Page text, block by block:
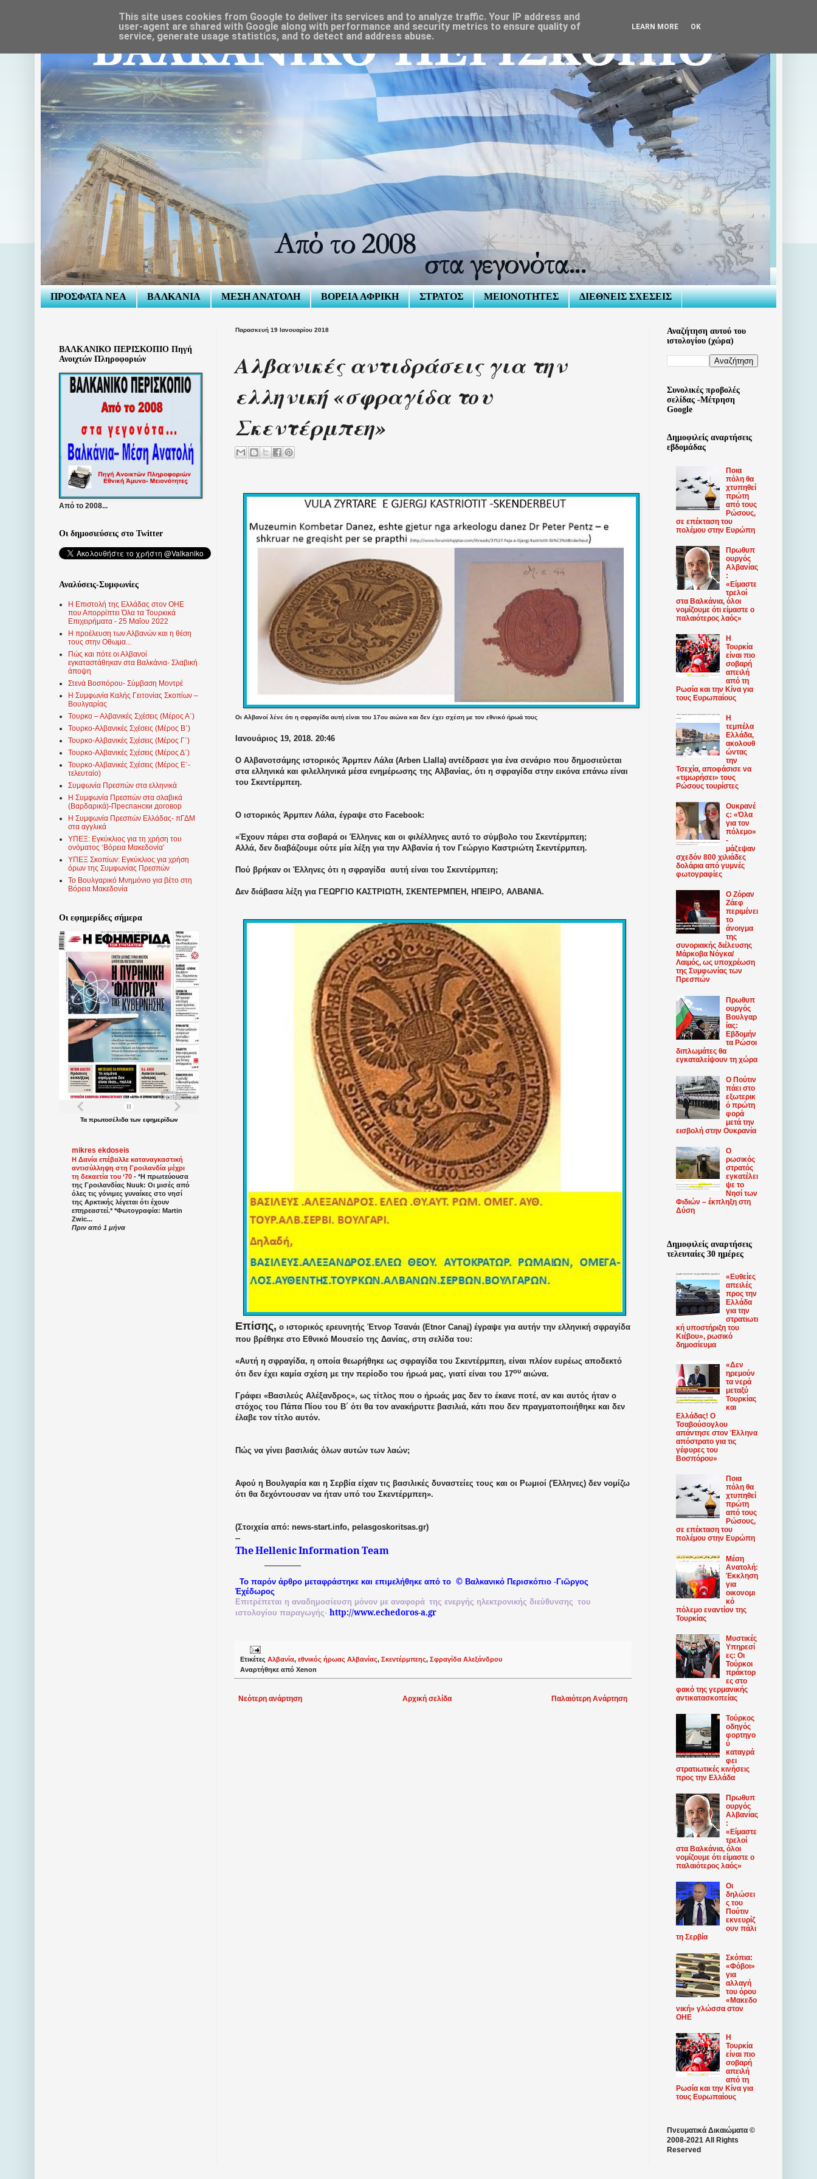
ΠΡΟΣΦΑΤΑ ΝΕΑ ΒΑΛΚΑΝΙΑ ΜΕΣΗ ΑΝΑΤΟΛΗ ΒΟΡΕΙΑ ΑΦΡΙΚΗ ΣΤΡΑΤΟΣ ΜΕΙΟΝΟΤΗΤΕΣ ΔΙΕΘΝΕΙΣ ΣΧΕΣΕΙΣ
Παρασκευή 19 Ιανουαρίου 2018
Αλβανικές αντιδράσεις για την
ελληνική «σφραγίδα του
Σκεντέρμπεη»
Οι Αλβανοί λένε ότι η σφραγίδα αυτή είναι του 17ου αιώνα και δεν έχει σχέση με τον εθνικό ήρωά τους
Ιανουάριος 19, 2018. 20:46
Ο Αλβανοτσάμης ιστορικός Άρμπεν Λάλα (Arben Llalla) αντέδρασε για ένα σενάριο που δημοσιεύεται
στα ελληνικά και φιλελληνικά μέσα ενημέρωσης της Αλβανίας, ότι η σφραγίδα στην εικόνα επάνω είναι
του Σκεντέρμπεη.
Ο ιστορικός Άρμπεν Λάλα, έγραψε στο Facebook:
«Έχουν πάρει στα σοβαρά οι Έλληνες και οι φιλέλληνες αυτό το σύμβολο του Σκεντέρμπεη;
Αλλά, δεν διαβάζουμε ούτε μία λέξη για την Αλβανία ή τον Γεώργιο Καστριώτη Σκεντέρμπεη.
Πού βρήκαν οι Έλληνες ότι η σφραγίδα αυτή είναι του Σκεντέρμπεη;
Δεν διάβασα λέξη για ΓΕΩΡΓΙΟ ΚΑΣΤΡΙΩΤΗ, ΣΚΕΝΤΕΡΜΠΕΗ, ΗΠΕΙΡΟ, ΑΛΒΑΝΙΑ.
Επίσης, ο ιστορικός ερευνητής Έτνορ Τσανάι (Etnor Canaj) έγραψε για αυτήν την ελληνική σφραγίδα
που βρέθηκε στο Εθνικό Μουσείο της Δανίας, στη σελίδα του:
«Αυτή η σφραγίδα, η οποία θεωρήθηκε ως σφραγίδα του Σκεντέρμπεη, είναι πλέον ευρέως αποδεκτό
ότι δεν έχει καμία σχέση με την περίοδο του ήρωά μας, γιατί είναι του 17ου αιώνα.
Γράφει «Βασιλεύς Αλέξανδρος», ως τίτλος που ο ήρωάς μας δεν το έκανε ποτέ, αν και αυτός ήταν ο
στόχος του Πάπα Πίου του Β΄ ότι θα τον ανακήρυττε βασιλιά, κάτι που δεν πραγματοποιήθηκε και δεν
έλαβε τον τίτλο αυτόν.
Πώς να γίνει βασιλιάς όλων αυτών των λαών;
Αφού η Βουλγαρία και η Σερβία είχαν τις βασιλικές δυναστείες τους και οι Ρωμιοί (Έλληνες) δεν νομίζω
ότι θα δεχόντουσαν να ήταν υπό του Σκεντέρμπεη».
(Στοιχεία από: news-start.info, pelasgoskoritsas.gr)
--
TheHellenicInformationTeam
Το παρόν άρθρο μεταφράστηκε και επιμελήθηκε από το © Βαλκανικό Περισκόπιο -Γιῶργος
Ἐχέδωρος
Επιτρέπεται η αναδημοσίευση μόνον με αναφορά της ενεργής ηλεκτρονικής διεύθυνσης του
ιστολογίου παραγωγής- http://www.echedoros-a.gr
Ετικέτες Αλβανία, εθνικός ήρωας Αλβανίας, Σκεντέρμπεης, Σφραγίδα Αλεξάνδρου
Αναρτήθηκε από Xenon
Νεότερη ανάρτηση Παλαιότερη Ανάρτηση
Αρχική σελίδα
ΒΑΛΚΑΝΙΚΟ ΠΕΡΙΣΚΟΠΙΟ Πηγή
Ανοιχτών Πληροφοριών
Από το 2008...
Οι δημοσιεύσεις στο Twitter
Αναλύσεις-Συμφωνίες
Η Επιστολή της Ελλάδας στον ΟΗΕ
που Απορρίπτει Όλα τα Τουρκικά
Επιχειρήματα - 25 Μαΐου 2022
Η προέλευση των Αλβανών και η θέση
τους στην Οθωμα...
Πώς και πότε οι Αλβανοί
εγκαταστάθηκαν στα Βαλκάνια- Σλαβική
άποψη
Στενά Βοσπόρου- Σύμβαση Μοντρέ
Η Συμφωνία Καλής Γειτονίας Σκοπίων –
Βουλγαρίας
Τουρκο – Αλβανικές Σχέσεις (Mέρος Α΄)
Τουρκο-Αλβανικές Σχέσεις (Μέρος Β΄)
Τουρκο-Αλβανικές Σχέσεις (Μέρος Γ΄)
Τουρκο-Αλβανικές Σχέσεις (Μέρος Δ΄)
Τουρκο-Αλβανικές Σχέσεις (Μέρος Ε΄-
τελευταίο)
Συμφωνία Πρεσπών στα ελληνικά
Η Συμφωνία Πρεσπών στα σλαβικά
(Βαρδαρικά)-Преспански договор
Η Συμφωνία Πρεσπών Ελλάδας- πΓΔΜ
στα αγγλικά
ΥΠΕΞ: Εγκύκλιος για τη χρήση του
ονόματος ‘Βόρεια Μακεδονία’
ΥΠΕΞ Σκοπίων: Εγκύκλιος για χρήση
όρων της Συμφωνίας Πρεσπών
Το Βουλγαρικό Μνημόνιο για βέτο στη
Βόρεια Μακεδονία
Οι εφημερίδες σήμερα
Τα πρωτοσέλιδατων εφημερίδων
mikres ekdoseis
Η Δανία επέβαλλε καταναγκαστική
αντισύλληψη στη Γροιλανδία μέχρι
τη δεκαετία του ‘70 - *Η πρωτεύουσα
της Γροιλανδίας Nuuk: Οι μισές από
όλες τις γόνιμες γυναίκες στο νησί
της Αρκτικής λέγεται ότι έχουν
επηρεαστεί.* *Φωτογραφία: Martin
Zwic...
Πριν από 1 μήνα
Αναζήτηση αυτού του
ιστολογίου (χώρα)
Συνολικές προβολές
σελίδας -Μέτρηση
Google
Δημοφιλείς αναρτήσεις
εβδομάδας
Ποια
πόλη θα
χτυπηθεί
πρώτη
από τους
Ρώσους,
σε επέκταση του
πολέμου στην Ευρώπη
Πρωθυπ
ουργός
Αλβανίας
:
«Είμαστε
τρελοί
στα Βαλκάνια, όλοι
νομίζουμε ότι είμαστε ο
παλαιότερος λαός»
Η
Τουρκία
είναι πιο
σοβαρή
απειλή
από τη
Ρωσία και την Κίνα για
τους Ευρωπαίους
Η
τεμπέλα
Ελλάδα,
ακολουθ
ώντας
την
Τσεχία, αποφάσισε να
«τιμωρήσει» τους
Ρώσους τουρίστες
Ουκρανέ
ς: «Όλα
για τον
πόλεμο»
-
μάζεψαν
σχεδόν 800 χιλιάδες
δολάρια από γυμνές
φωτογραφίες
Ο Ζόραν
Ζάεφ
περιμένει
το
άνοιγμα
της
συνοριακής διέλευσης
Μάρκοβα Νόγκα/
Λαιμός, ως υποχρέωση
της Συμφωνίας των
Πρεσπών
Πρωθυπ
ουργός
Βουλγαρ
ίας:
Εβδομήν
τα Ρώσοι
διπλωμάτες θα
εγκαταλείψουν τη χώρα
Ο Πούτιν
πάει στο
εξωτερικ
ό πρώτη
φορά
μετά την
εισβολή στην Ουκρανία
Ο
ρωσικός
στρατός
εγκατέλει
ψε το
Νησί των
Φιδιών – έκπληξη στη
Δύση
Δημοφιλείς αναρτήσεις
τελευταίες 30 ημέρες
«Ευθείες
απειλές
προς την
Ελλάδα
για την
στρατιωτι
κή υποστήριξη του
Κιέβου», ρωσικό
δημοσίευμα
«Δεν
ηρεμούν
τα νερά
μεταξύ
Τουρκίας
και
Ελλάδας! Ο
Τσαβούσογλου
απάντησε στον Έλληνα
απόστρατο για τις
γέφυρες του
Βοσπόρου»
Ποια
πόλη θα
χτυπηθεί
πρώτη
από τους
Ρώσους,
σε επέκταση του
πολέμου στην Ευρώπη
Μέση
Ανατολή:
Έκκληση
για
οικονομι
κό
πόλεμο εναντίον της
Τουρκίας
Μυστικές
Υπηρεσί
ες: Οι
Τούρκοι
πράκτορ
ες στο
φακό της γερμανικής
αντικατασκοπείας
Τούρκος
οδηγός
φορτηγο
ύ
καταγρά
φει
στρατιωτικές κινήσεις
προς την Ελλάδα
Πρωθυπ
ουργός
Αλβανίας
:
«Είμαστε
τρελοί
στα Βαλκάνια, όλοι
νομίζουμε ότι είμαστε ο
παλαιότερος λαός»
Οι
δηλώσει
ς του
Πούτιν
εκνευρίζ
ουν πάλι
τη Σερβία
Σκόπια:
«Φόβοι»
για
αλλαγή
του όρου
«Μακεδο
νική» γλώσσα στον
ΟΗΕ
Η
Τουρκία
είναι πιο
σοβαρή
απειλή
από τη
Ρωσία και την Κίνα για
τους Ευρωπαίους
Πνευματικά Δικαιώματα ©
2008-2021 All Rights
Reserved
This site uses cookies from Google to deliver its services and to analyze traffic. Your IP address and
user-agent are shared with Google along with performance and security metrics to ensure quality of
service, generate usage statistics, and to detect and address abuse.
LEARN MORE OK